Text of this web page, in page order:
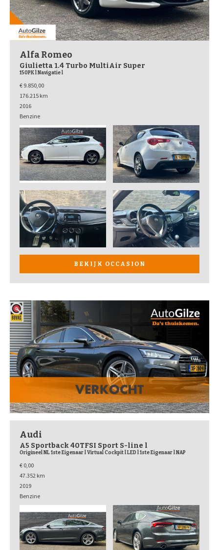
Alfa Romeo
Giulietta 1.4 Turbo MultiAir Super
150PK l Navigatie l
€ 9.850,00
176.215 km
2016
Benzine
BEKIJK OCCASION
Audi
A5 Sportback 40TFSI Sport S-line l
Origineel NL 1ste Eigenaar l Virtual Cockpit l LED l 1ste Eigenaar l NAP
€ 0,00
47.352 km
2019
Benzine